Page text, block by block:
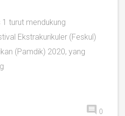
turut mendukung
Ekstrakurikuler (Feskul)
(Pamdik) 2020, yang
0